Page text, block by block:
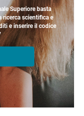
Superiore basta
ricerca scientifica e
e inserire il codice